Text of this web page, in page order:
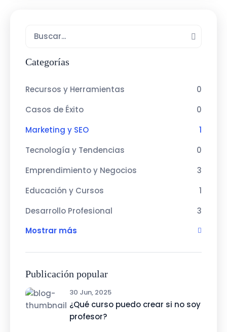
Categorías
Recursos y Herramientas
0
Casos de Éxito
0
Marketing y SEO
1
Tecnología y Tendencias
0
Emprendimiento y Negocios
3
Educación y Cursos
1
Desarrollo Profesional
3
Mostrar más
Publicación popular
30 Jun, 2025
¿Qué curso puedo crear si no soy
profesor?